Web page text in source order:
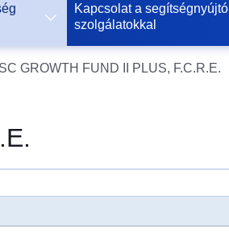
Kapcsolat a segítségnyújtó
szolgálatokkal
ЄС
України,
шукають
SC GROWTH FUND II PLUS, F.C.R.E.